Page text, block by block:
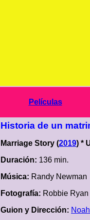
Películas
Historia de un
Marriage Story (2019) *
Duración: 136 min.
Música: Randy Newman
Fotografía: Robbie Ryan
Guion y Dirección: